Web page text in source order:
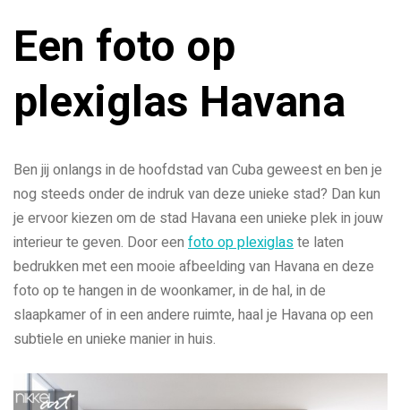
Een foto op
plexiglas Havana
Ben jij onlangs in de hoofdstad van Cuba geweest en ben je
nog steeds onder de indruk van deze unieke stad? Dan kun
je ervoor kiezen om de stad Havana een unieke plek in jouw
interieur te geven. Door een foto op plexiglaste laten
bedrukken met een mooie afbeelding van Havana en deze
foto op te hangen in de woonkamer, in de hal, in de
slaapkamer of in een andere ruimte, haal je Havana op een
subtiele en unieke manier in huis.